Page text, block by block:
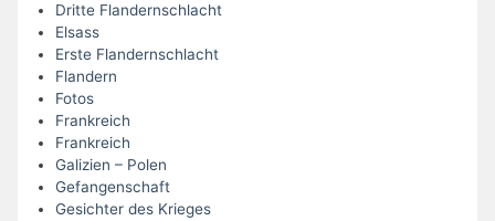
Dritte Flandernschlacht
Elsass
Erste Flandernschlacht
Flandern
Fotos
Frankreich
Frankreich
Galizien – Polen
Gefangenschaft
Gesichter des Krieges